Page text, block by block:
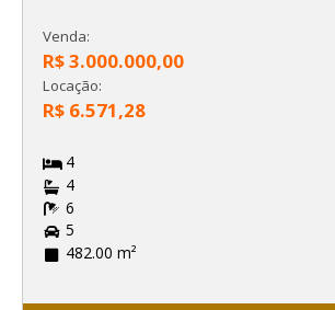
Venda:
R$ 3.000.000,00
Locação:
R$ 6.571,28
4
4
6
5
482.00 m²